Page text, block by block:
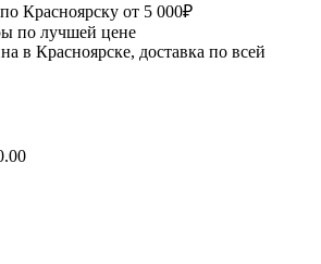
Красноярску от 5 000₽
по лучшей цене
в Красноярске, доставка по всей